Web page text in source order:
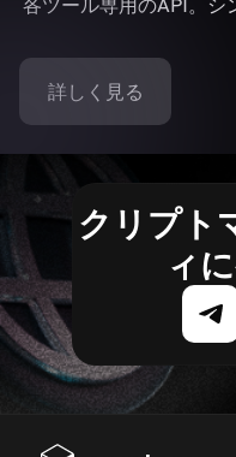
各ツール専用のAPI。シ
詳しく見る
クリプト
ィ